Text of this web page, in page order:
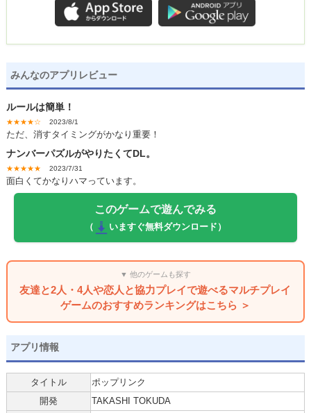
みんなのアプリレビュー
ルールは簡単！
★★★★☆ 2023/8/1
ただ、消すタイミングがかなり重要！
ナンバーパズルがやりたくてDL。
★★★★★ 2023/7/31
面白くてかなりハマっています。
このゲームで遊んでみる
（ いますぐ無料ダウンロード）
▼ 他のゲームも探す
友達と2人・4人や恋人と協力プレイで遊べるマルチプレイ
ゲームのおすすめランキングはこちら ＞
アプリ情報
タイトル
ポップリンク
開発
TAKASHI TOKUDA